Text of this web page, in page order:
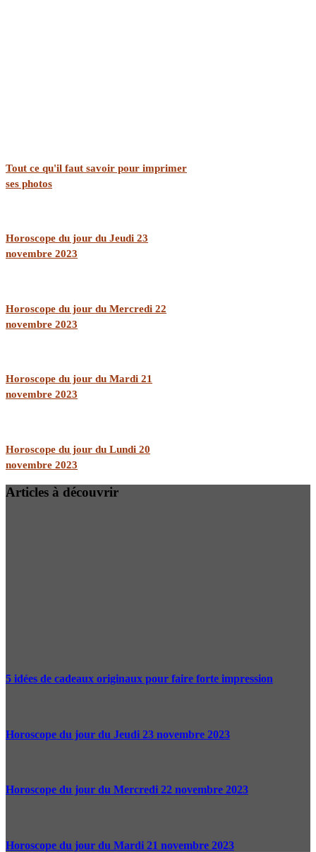
Tout ce qu'il faut savoir pour imprimer
ses photos
Horoscope du jour du Jeudi 23
novembre 2023
Horoscope du jour du Mercredi 22
novembre 2023
Horoscope du jour du Mardi 21
novembre 2023
Horoscope du jour du Lundi 20
novembre 2023
Articles à découvrir
5 idées de cadeaux originaux pour faire forte impression
Horoscope du jour du Jeudi 23 novembre 2023
Horoscope du jour du Mercredi 22 novembre 2023
Horoscope du jour du Mardi 21 novembre 2023